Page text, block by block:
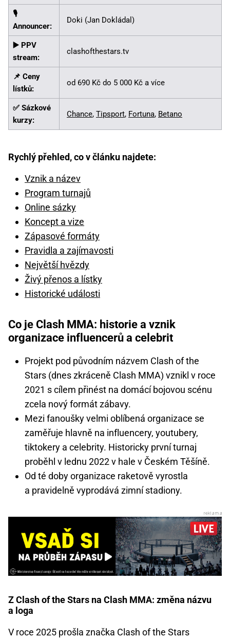
🎙️
Announcer:
Doki (Jan Dokládal)
▶️ PPV
stream:
clashofthestars.tv
📌 Ceny
lístků:
od 690 Kč do 5 000 Kč a více
✅ Sázkové
kurzy:
Chance, Tipsport, Fortuna, Betano
Rychlý přehled, co v článku najdete:
Vznik a název
Program turnajů
Online sázky
Koncept a vize
Zápasové formáty
Pravidla a zajímavosti
Největší hvězdy
Živý přenos a lístky
Historické události
Co je Clash MMA: historie a vznik
organizace influencerů a celebrit
Projekt pod původním názvem Clash of the
Stars (dnes zkráceně Clash MMA) vznikl v roce
2021 s cílem přinést na domácí bojovou scénu
zcela nový formát zábavy.
Mezi fanoušky velmi oblíbená organizace se
zaměřuje hlavně na influencery, youtubery,
tiktokery a celebrity. Historicky první turnaj
proběhl v lednu 2022 v hale v Českém Těšíně.
Od té doby organizace raketově vyrostla
a pravidelně vyprodává zimní stadiony.
Z Clash of the Stars na Clash MMA: změna názvu
a loga
V roce 2025 prošla značka Clash of the Stars